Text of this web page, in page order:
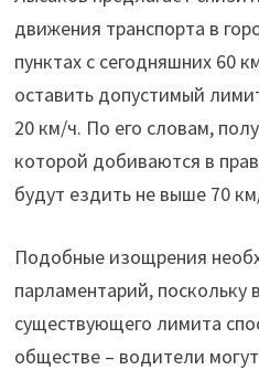
движения транспорта в
пунктах с сегодняшних 60
оставить допустимый
20 км/ч. По его словам,
которой добиваются в
будут ездить не выше 70
Подобные изощрения
парламентарий, поскольку
существующего лимита
обществе – водители